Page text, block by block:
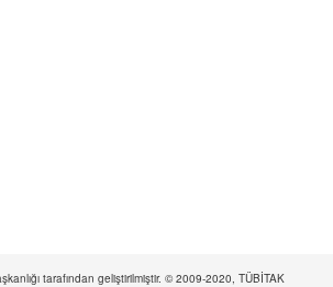
tarafından geliştirilmiştir. © 2009-2020, TÜBİTAK